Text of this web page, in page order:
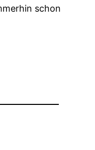
schon